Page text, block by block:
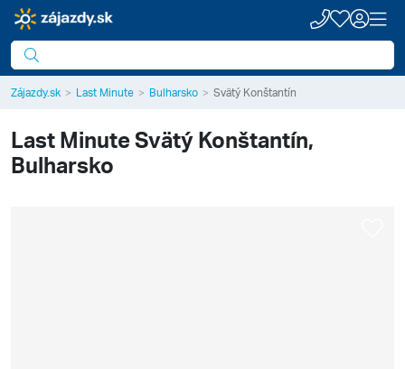
Zájazdy.sk Last Minute Bulharsko Svätý Konštantín
Last MinuteSvätý Konštantín,
Bulharsko